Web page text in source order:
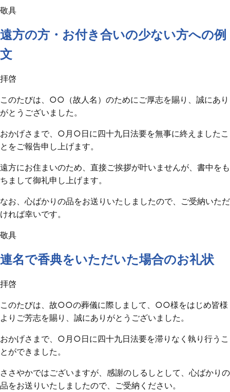
敬具
遠方の方・お付き合いの少ない方への例
文
拝啓
このたびは、○○（故人名）のためにご厚志を賜り、誠にあり
がとうございました。
おかげさまで、○月○日に四十九日法要を無事に終えましたこ
とをご報告申し上げます。
遠方にお住まいのため、直接ご挨拶が叶いませんが、書中をも
ちまして御礼申し上げます。
なお、心ばかりの品をお送りいたしましたので、ご受納いただ
ければ幸いです。
敬具
連名で香典をいただいた場合のお礼状
拝啓
このたびは、故○○の葬儀に際しまして、○○様をはじめ皆様
よりご芳志を賜り、誠にありがとうございました。
おかげさまで、○月○日に四十九日法要を滞りなく執り行うこ
とができました。
ささやかではございますが、感謝のしるしとして、心ばかりの
品をお送りいたしましたので、ご受納ください。